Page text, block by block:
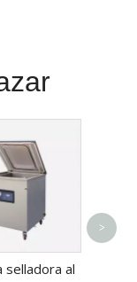
selladora al
>